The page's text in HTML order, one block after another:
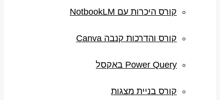
קורס היכרות עם NotbookLM
קורס והדרכות קנבה Canva
Power Query באקסל
קורס בניית מצגות